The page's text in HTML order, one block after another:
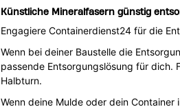
Künstliche Mineralfasern günstig
Engagiere Containerdienst24 für die
Wenn bei deiner Baustelle die
passende Entsorgungslösung für dich.
Halbturn.
Wenn deine Mulde oder dein